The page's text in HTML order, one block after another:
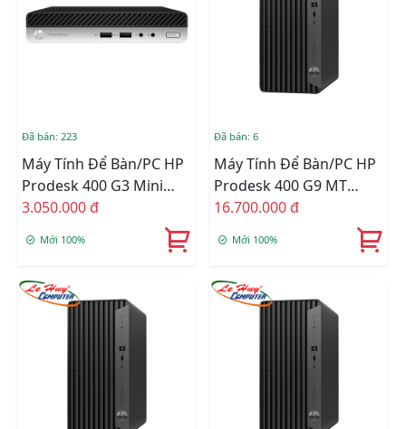
Đã bán: 223
Máy Tính Để Bàn/PC HP
Prodesk 400 G3 Mini
(Intel I5-6500T/Ram
4GB/SSD 128GB) Like
New (No Box)
3.050.000 đ
Mới 100%
Đã bán: 6
Máy Tính Để Bàn/PC HP
Prodesk 400 G9 MT
72L01PA (Core I7-12700/
Ram 8GB/ 256GB SSD/
Wifi/ Bluetooth/
Windows 11 Home SL/
16.700.000 đ
Mới 100%